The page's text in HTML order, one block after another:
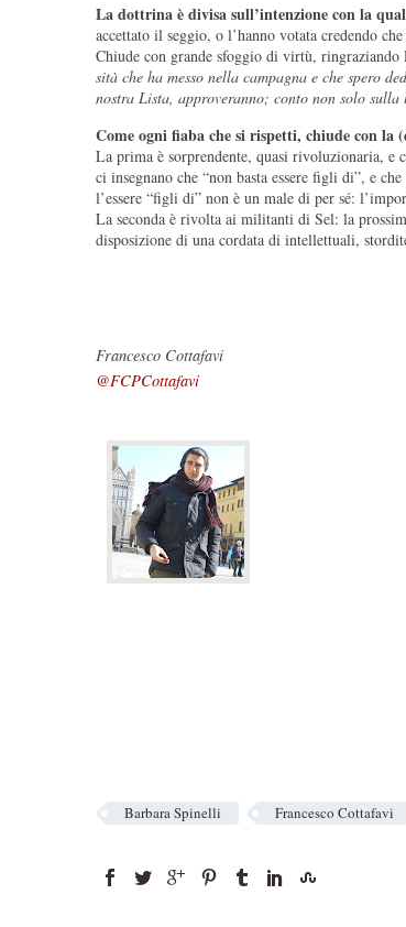
La dottrina è divisa sull’intenzione con la
accettato il seggio, o l’hanno votata credendo
Chiude con grande sfoggio di virtù, ringraziando
sità che ha messo nella cam­pa­gna e che spero
nostra Lista, appro­ve­ranno; conto non solo
Come ogni fiaba che si rispetti, chiude con la
La prima è sorprendente, quasi rivoluzionaria,
ci insegnano che “non basta essere figli di”, e
l’essere “figli di” non è un male di per sé:
La seconda è rivolta ai militanti di Sel: la
disposizione di una cordata di intellettuali,
Francesco Cottafavi
@FCPCottafavi
Barbara Spinelli Francesco Cottafavi